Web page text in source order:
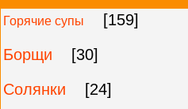
Горячие супы
[159]
Борщи
[30]
Солянки
[24]